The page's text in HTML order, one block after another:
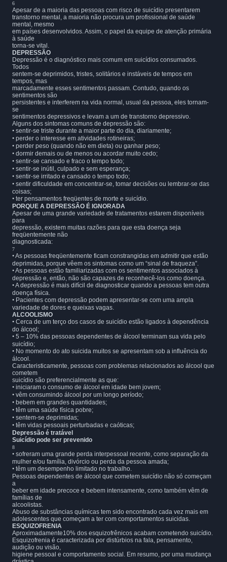
6
Apesar de a maioria das pessoas com risco de suicídio presentarem
transtorno mental, a maioria não procura um profissional de saúde
mental, mesmo
em países desenvolvidos. Assim, o papel da equipe de atenção primária
à saúde
torna-se vital.
DEPRESSÃO
Depressão é o diagnóstico mais comum em suicídios consumados.
Todos
sentem-se deprimidos, tristes, solitários e instáveis de tempos em
tempos, mas
marcadamente esses sentimentos passam. Contudo, quando os
sentimentos são
persistentes e interferem na vida normal, usual da pessoa, eles tornam-
se
sentimentos depressivos e levam a um de transtorno depressivo.
Alguns dos sintomas comuns de depressão são:
• sentir-se triste durante a maior parte do dia, diariamente;
• perder o interesse em atividades rotineiras;
• perder peso (quando não em dieta) ou ganhar peso;
• dormir demais ou de menos ou acordar muito cedo;
• sentir-se cansado e fraco o tempo todo;
• sentir-se inútil, culpado e sem esperança;
• sentir-se irritado e cansado o tempo todo;
• sentir dificuldade em concentrar-se, tomar decisões ou lembrar-se das
coisas;
• ter pensamentos freqüentes de morte e suicídio.
PORQUE A DEPRESSÃO É IGNORADA
Apesar de uma grande variedade de tratamentos estarem disponíveis
para
depressão, existem muitas razões para que esta doença seja
freqüentemente não
diagnosticada:
7
•As pessoas freqüentemente ficam constrangidas em admitir que estão
deprimidas, porque vêem os sintomas como um “sinal de fraqueza”.
•As pessoas estão familiarizadas com os sentimentos associados à
depressão e, então, não são capazes de reconhecê-los como doença.
•A depressão é mais difícil de diagnosticar quando a pessoas tem outra
doença física.
• Pacientes com depressão podem apresentar-se com uma ampla
variedade de dores e queixas vagas.
ALCOOLISMO
• Cerca de um terço dos casos de suicídio estão ligados à dependência
do álcool;
• 5 – 10% das pessoas dependentes de álcool terminam sua vida pelo
suicídio;
• No momento do ato suicida muitos se apresentam sob a influência do
álcool.
Caracteristicamente, pessoas com problemas relacionados ao álcool que
cometem
suicídio são preferencialmente as que:
• iniciaram o consumo de álcool em idade bem jovem;
• vêm consumindo álcool por um longo período;
• bebem em grandes quantidades;
• têm uma saúde física pobre;
• sentem-se deprimidas;
• têm vidas pessoais perturbadas e caóticas;
Depressão é tratável
Suicídio pode ser prevenido
8
• sofreram uma grande perda interpessoal recente, como separação da
mulher e/ou família, divórcio ou perda da pessoa amada;
• têm um desempenho limitado no trabalho.
Pessoas dependentes de álcool que cometem suicídio não só começam
a
beber em idade precoce e bebem intensamente, como também vêm de
famílias de
alcoolistas.
Abuso de substâncias químicas tem sido encontrado cada vez mais em
adolescentes que começam a ter com comportamentos suicidas.
ESQUIZOFRENIA
Aproximadamente10% dos esquizofrênicos acabam cometendo suicídio.
Esquizofrenia é caracterizada por distúrbios na fala, pensamento,
audição ou visão,
higiene pessoal e comportamento social. Em resumo, por uma mudança